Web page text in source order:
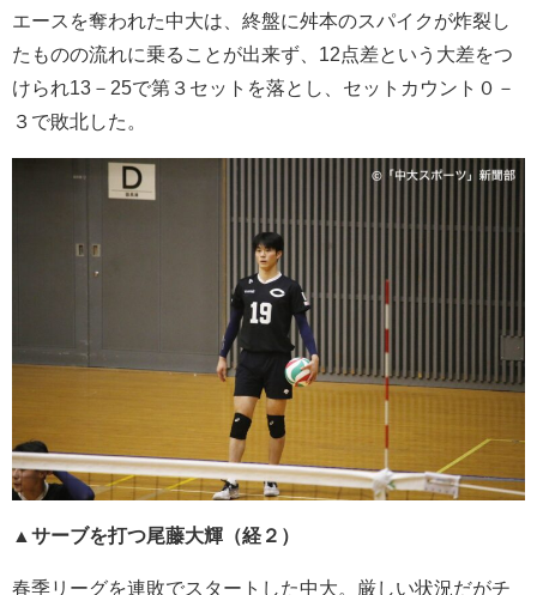
エースを奪われた中大は、終盤に舛本のスパイクが炸裂し
たものの流れに乗ることが出来ず、12点差という大差をつ
けられ13－25で第３セットを落とし、セットカウント０－
３で敗北した。
▲サーブを打つ尾藤大輝（経２）
春季リーグを連敗でスタートした中大。厳しい状況だがチ